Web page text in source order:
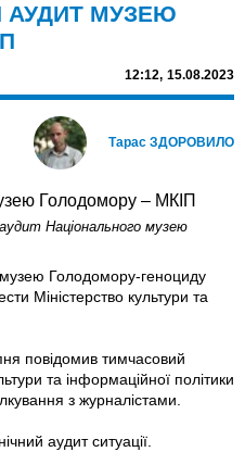
АУДИТ МУЗЕЮ
12:12, 15.08.2023
Тарас ЗДОРОВИЛО
Національного музею
Голодомору-геноциду
Міністерство культури та
повідомив тимчасовий
та інформаційної політики
з журналістами.
аудит ситуації.